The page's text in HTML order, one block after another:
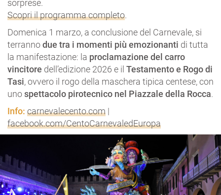
sorprese.
Scopri il programma completo.
Domenica 1 marzo, a conclusione del Carnevale, si
terrannodue tra i momenti più emozionanti di tutta
la manifestazione: la proclamazione del carro
vincitore dell’edizione 2026 e il Testamento e Rogo di
Tasi, ovvero il rogo della maschera tipica centese, con
unospettacolo pirotecnico nel Piazzale della Rocca.
Info: carnevalecento.com |
facebook.com/CentoCarnevaledEuropa